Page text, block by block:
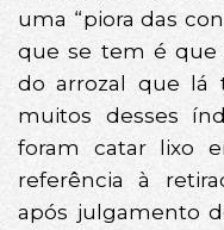
uma “piora das
que se tem é que
do arrozal que lá
muitos desses
foram catar lixo
referência à
após julgamento